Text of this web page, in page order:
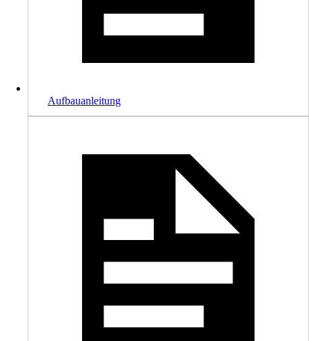
Aufbauanleitung